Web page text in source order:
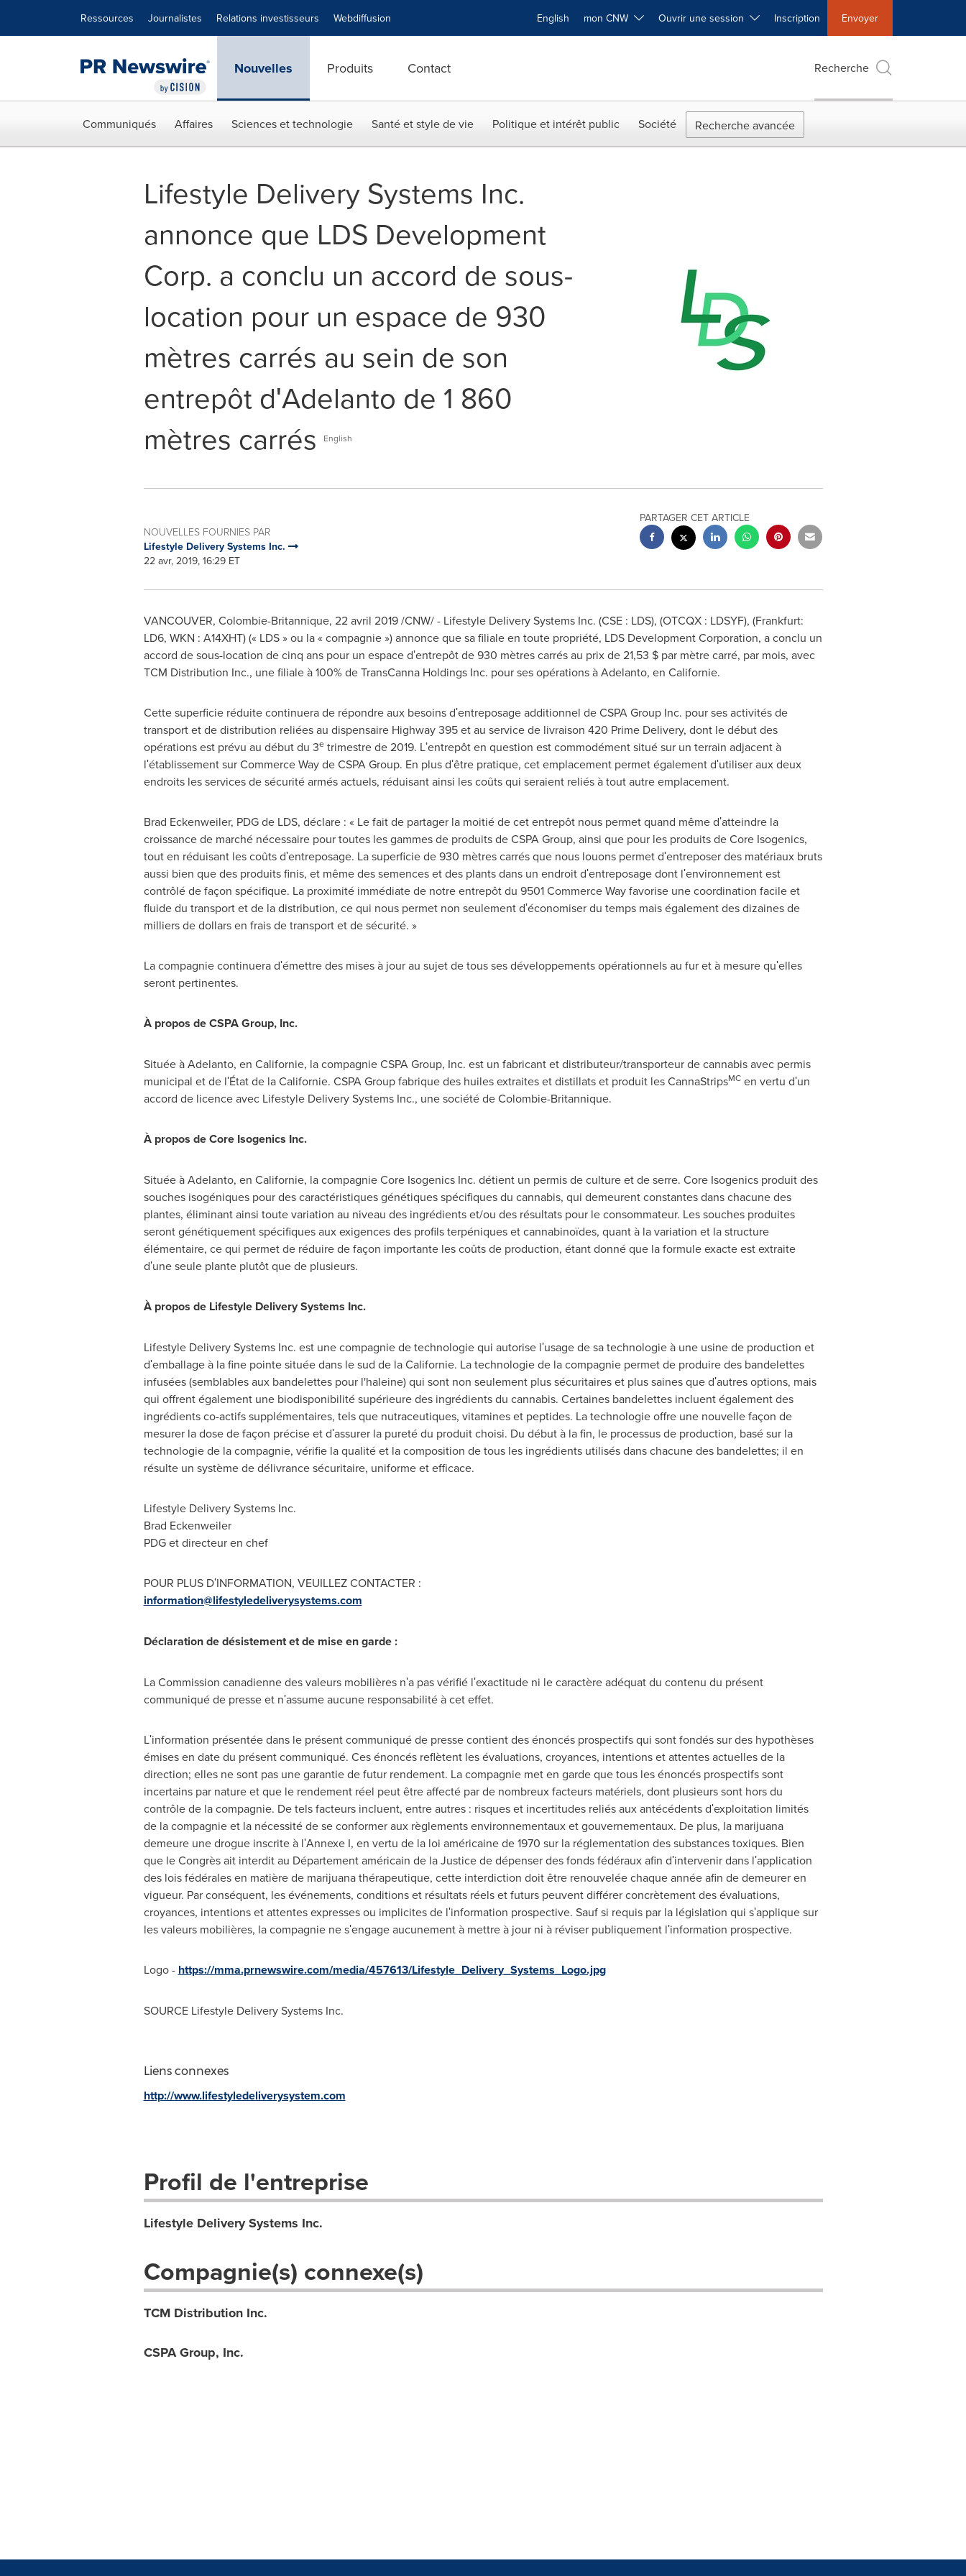
Ressources Journalistes Relations investisseurs Webdiffusion English mon CNW Ouvrir une session Inscription Envoyer
Nouvelles Produits Contact Recherche
Communiqués Affaires Sciences et technologie Santé et style de vie Politique et intérêt public Société Recherche avancée
Lifestyle Delivery Systems Inc.
annonce que LDS Development
Corp. a conclu un accord de sous-
location pour un espace de 930
mètres carrés au sein de son
entrepôt dʹAdelanto de 1 860
mètres carrés
English
NOUVELLES FOURNIES PAR
Lifestyle Delivery Systems Inc.
22 avr, 2019, 16:29 ET
PARTAGER CET ARTICLE
VANCOUVER, Colombie-Britannique, 22 avril 2019 /CNW/ - Lifestyle Delivery Systems Inc. (CSE : LDS), (OTCQX : LDSYF), (Frankfurt:
LD6, WKN : A14XHT) (« LDS » ou la « compagnie ») annonce que sa filiale en toute propriété, LDS Development Corporation, a conclu un
accord de sous-location de cinq ans pour un espace dʹentrepôt de 930 mètres carrés au prix de 21,53 $ par mètre carré, par mois, avec
TCM Distribution Inc., une filiale à 100% de TransCanna Holdings Inc. pour ses opérations à Adelanto, en Californie.
Cette superficie réduite continuera de répondre aux besoins dʹentreposage additionnel de CSPA Group Inc. pour ses activités de
transport et de distribution reliées au dispensaire Highway 395 et au service de livraison 420 Prime Delivery, dont le début des
opérations est prévu au début du 3etrimestre de 2019. Lʹentrepôt en question est commodément situé sur un terrain adjacent à
lʹétablissement sur Commerce Way de CSPA Group. En plus dʹêtre pratique, cet emplacement permet également dʹutiliser aux deux
endroits les services de sécurité armés actuels, réduisant ainsi les coûts qui seraient reliés à tout autre emplacement.
Brad Eckenweiler, PDG de LDS, déclare : « Le fait de partager la moitié de cet entrepôt nous permet quand même dʹatteindre la
croissance de marché nécessaire pour toutes les gammes de produits de CSPA Group, ainsi que pour les produits de Core Isogenics,
tout en réduisant les coûts dʹentreposage. La superficie de 930 mètres carrés que nous louons permet dʹentreposer des matériaux bruts
aussi bien que des produits finis, et même des semences et des plants dans un endroit dʹentreposage dont lʹenvironnement est
contrôlé de façon spécifique. La proximité immédiate de notre entrepôt du 9501 Commerce Way favorise une coordination facile et
fluide du transport et de la distribution, ce qui nous permet non seulement dʹéconomiser du temps mais également des dizaines de
milliers de dollars en frais de transport et de sécurité. »
La compagnie continuera dʹémettre des mises à jour au sujet de tous ses développements opérationnels au fur et à mesure quʹelles
seront pertinentes.
À propos de CSPA Group, Inc.
Située à Adelanto, en Californie, la compagnie CSPA Group, Inc. est un fabricant et distributeur/transporteur de cannabis avec permis
municipal et de lʹÉtat de la Californie. CSPA Group fabrique des huiles extraites et distillats et produit les CannaStripsMCen vertu dʹun
accord de licence avec Lifestyle Delivery Systems Inc., une société de Colombie-Britannique.
À propos de Core Isogenics Inc.
Située à Adelanto, en Californie, la compagnie Core Isogenics Inc. détient un permis de culture et de serre. Core Isogenics produit des
souches isogéniques pour des caractéristiques génétiques spécifiques du cannabis, qui demeurent constantes dans chacune des
plantes, éliminant ainsi toute variation au niveau des ingrédients et/ou des résultats pour le consommateur. Les souches produites
seront génétiquement spécifiques aux exigences des profils terpéniques et cannabinoïdes, quant à la variation et la structure
élémentaire, ce qui permet de réduire de façon importante les coûts de production, étant donné que la formule exacte est extraite
dʹune seule plante plutôt que de plusieurs.
À propos de Lifestyle Delivery Systems Inc.
Lifestyle Delivery Systems Inc. est une compagnie de technologie qui autorise lʹusage de sa technologie à une usine de production et
dʹemballage à la fine pointe située dans le sud de la Californie. La technologie de la compagnie permet de produire des bandelettes
infusées (semblables aux bandelettes pour l'haleine) qui sont non seulement plus sécuritaires et plus saines que dʹautres options, mais
qui offrent également une biodisponibilité supérieure des ingrédients du cannabis. Certaines bandelettes incluent également des
ingrédients co-actifs supplémentaires, tels que nutraceutiques, vitamines et peptides. La technologie offre une nouvelle façon de
mesurer la dose de façon précise et dʹassurer la pureté du produit choisi. Du début à la fin, le processus de production, basé sur la
technologie de la compagnie, vérifie la qualité et la composition de tous les ingrédients utilisés dans chacune des bandelettes; il en
résulte un système de délivrance sécuritaire, uniforme et efficace.
Lifestyle Delivery Systems Inc.
Brad Eckenweiler
PDG et directeur en chef
POUR PLUS DʹINFORMATION, VEUILLEZ CONTACTER :
information@lifestyledeliverysystems.com
Déclaration de désistement et de mise en garde :
La Commission canadienne des valeurs mobilières nʹa pas vérifié lʹexactitude ni le caractère adéquat du contenu du présent
communiqué de presse et nʹassume aucune responsabilité à cet effet.
Lʹinformation présentée dans le présent communiqué de presse contient des énoncés prospectifs qui sont fondés sur des hypothèses
émises en date du présent communiqué. Ces énoncés reflètent les évaluations, croyances, intentions et attentes actuelles de la
direction; elles ne sont pas une garantie de futur rendement. La compagnie met en garde que tous les énoncés prospectifs sont
incertains par nature et que le rendement réel peut être affecté par de nombreux facteurs matériels, dont plusieurs sont hors du
contrôle de la compagnie. De tels facteurs incluent, entre autres : risques et incertitudes reliés aux antécédents dʹexploitation limités
de la compagnie et la nécessité de se conformer aux règlements environnementaux et gouvernementaux. De plus, la marijuana
demeure une drogue inscrite à lʹAnnexe I, en vertu de la loi américaine de 1970 sur la réglementation des substances toxiques. Bien
que le Congrès ait interdit au Département américain de laJustice dedépenser des fonds fédéraux afin dʹintervenir dans lʹapplication
des lois fédérales en matière de marijuana thérapeutique, cette interdiction doit être renouvelée chaque année afin de demeurer en
vigueur. Par conséquent, les événements, conditions et résultats réels et futurs peuvent différer concrètement des évaluations,
croyances, intentions et attentes expresses ou implicites de lʹinformation prospective. Sauf si requis par la législation qui sʹapplique sur
les valeurs mobilières, la compagnie ne sʹengage aucunement à mettre à jour ni à réviser publiquement lʹinformation prospective.
Logo - https://mma.prnewswire.com/media/457613/Lifestyle_Delivery_Systems_Logo.jpg
SOURCE Lifestyle Delivery Systems Inc.
Liens connexes
http://www.lifestyledeliverysystem.com
Profil de l'entreprise
Lifestyle Delivery Systems Inc.
Compagnie(s) connexe(s)
TCM Distribution Inc.
CSPA Group, Inc.